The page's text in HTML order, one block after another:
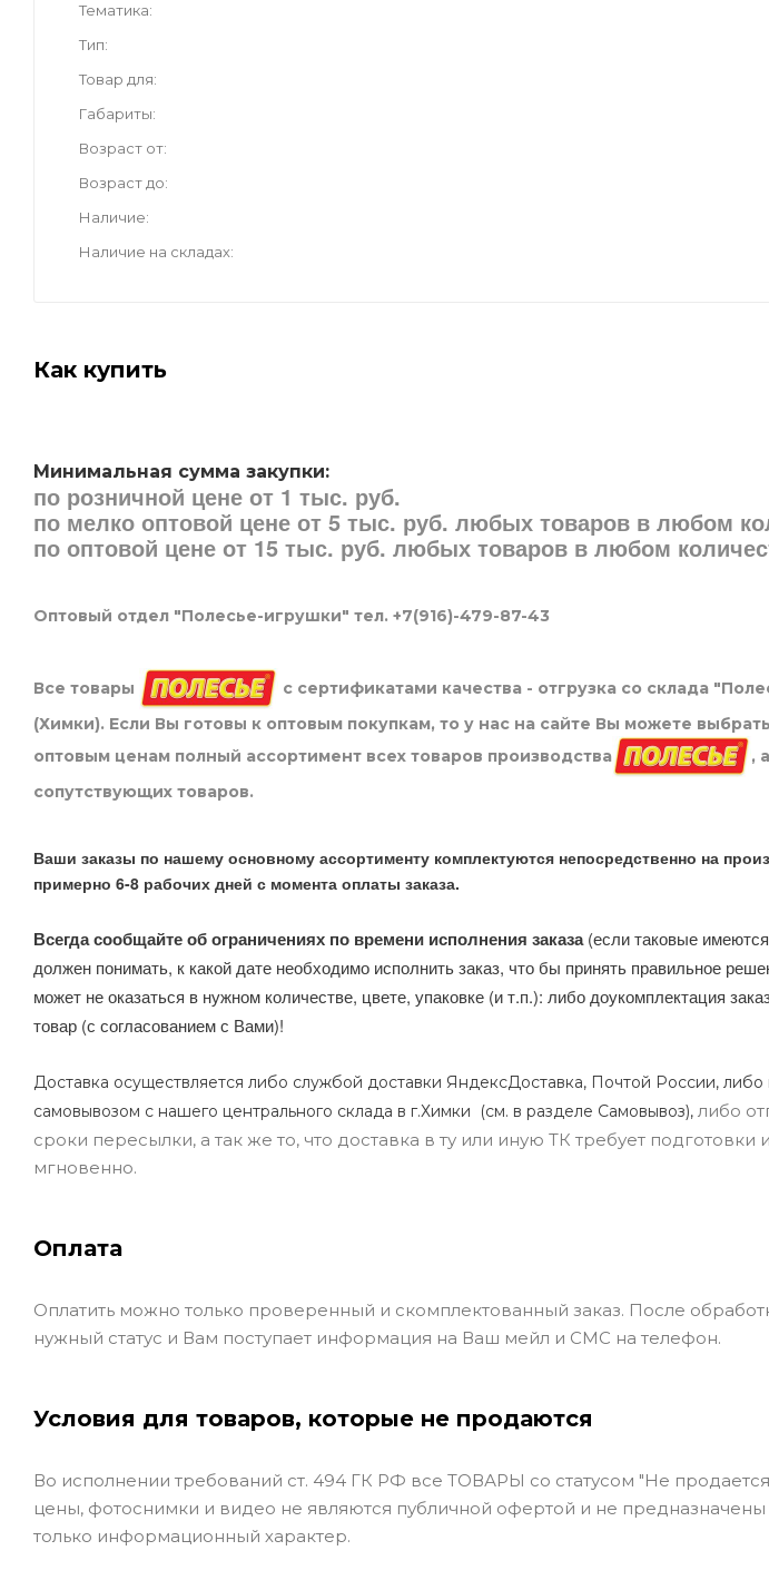
Тематика
Тип
Товар для
Габариты
Возраст от
Возраст до
Наличие
Наличие на складах
Как купить
Минимальная сумма закупки:
по розничной цене от 1 тыс. руб.
по мелко оптовой цене от 5 тыс. руб. любых товаров в любом
по оптовой цене от 15 тыс. руб. любых товаров в любом
Оптовый отдел "Полесье-игрушки" тел. +7(916)-479-87-43
Все товары
с сертификатами качества - отгрузка со склада
(Химки). Если Вы готовы к оптовым покупкам, то у нас на сайте Вы можете
оптовым ценам полный ассортимент всех товаров производства
,
сопутствующих товаров.
Ваши заказы по нашему основному ассортименту комплектуются непосредственно на
примерно 6-8 рабочих дней с момента оплаты заказа.
Всегда сообщайте об ограничениях по времени исполнения заказа(если таковые
должен понимать, к какой дате необходимо исполнить заказ, что бы принять правильное
может не оказаться в нужном количестве, цвете, упаковке (и т.п.): либо доукомплектация
товар (с согласованием с Вами)!
Доставка осуществляется либо службой доставки ЯндексДоставка, Почтой России,
самовывозом с нашего центрального склада в г.Химки (см. в разделе Самовывоз), либо
сроки пересылки, а так же то, что доставка в ту или иную ТК требует
мгновенно.
Оплата
Оплатить можно только проверенный и скомплектованный заказ. После
нужный статус и Вам поступает информация на Ваш мейл и СМС на телефон.
Условия для товаров, которые не продаются
Во исполнении требований ст. 494 ГК РФ все ТОВАРЫ со статусом "Не
цены, фотоснимки и видео не являются публичной офертой и не
только информационный характер.